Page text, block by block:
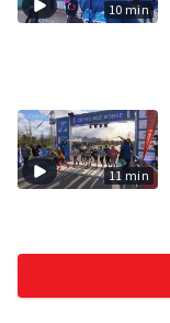
10 min
11 min